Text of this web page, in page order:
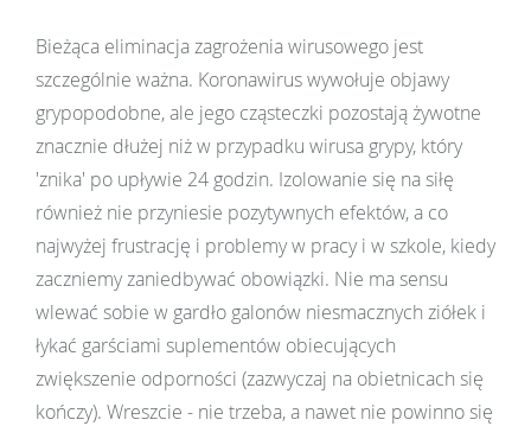
Bieżąca eliminacja zagrożenia wirusowego jest
szczególnie ważna. Koronawirus wywołuje objawy
grypopodobne, ale jego cząsteczki pozostają żywotne
znacznie dłużej niż w przypadku wirusa grypy, który
'znika' po upływie 24 godzin. Izolowanie się na siłę
również nie przyniesie pozytywnych efektów, a co
najwyżej frustrację i problemy w pracy i w szkole, kiedy
zaczniemy zaniedbywać obowiązki. Nie ma sensu
wlewać sobie w gardło galonów niesmacznych ziółek i
łykać garściami suplementów obiecujących
zwiększenie odporności (zazwyczaj na obietnicach się
kończy). Wreszcie - nie trzeba, a nawet nie powinno się